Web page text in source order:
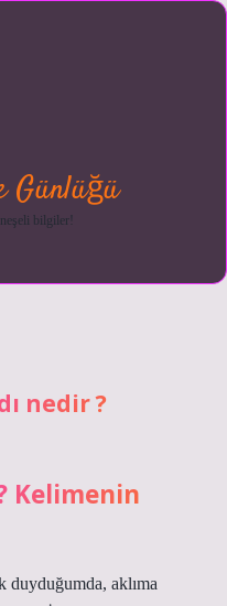
Günlüğü
bilgiler!
nedir ?
Kelimenin
duyduğumda, aklıma